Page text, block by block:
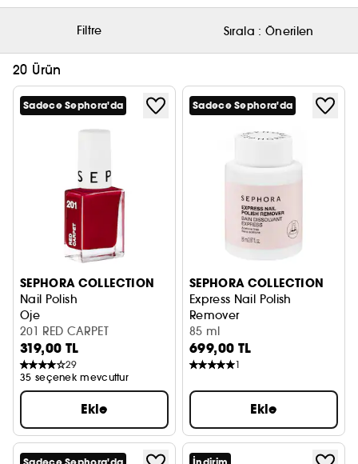
Filtre Sırala : Önerilen
20 Ürün
Sadece Sephora'da
SEPHORA COLLECTION
Nail Polish
Oje
201 RED CARPET
319,00 TL
29
35 seçenek mevcuttur
Ekle
Sadece Sephora'da
SEPHORA COLLECTION
Express Nail Polish
Remover
Oje Çıkarıcı
85 ml
699,00 TL
1
Ekle